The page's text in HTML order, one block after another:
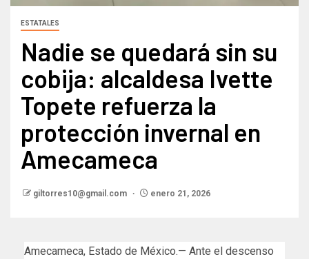
ESTATALES
Nadie se quedará sin su
cobija: alcaldesa Ivette
Topete refuerza la
protección invernal en
Amecameca
giltorres10@gmail.com enero 21, 2026
Amecameca, Estado de México.— Ante el descenso